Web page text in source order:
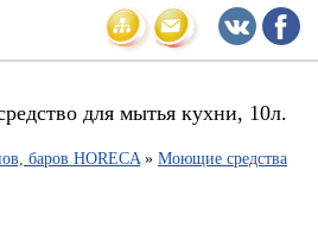
для мытья кухни, 10л.
баров HORECA» Моющие средства